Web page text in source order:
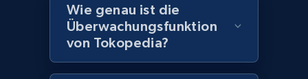
Lazada - Products
URL, Title, Rating, Reviews, Initial price, Final
Wie genau ist die
Überwachungsfunktion
von Tokopedia?